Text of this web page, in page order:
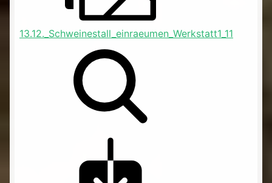
13.12._Schweinestall_einraeumen_Werkstatt1_11